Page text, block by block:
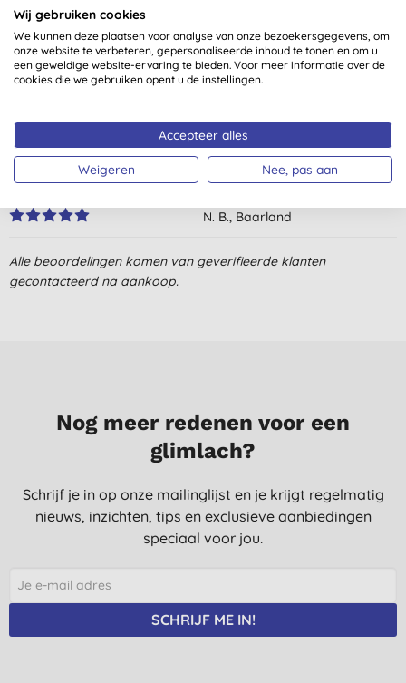
4,8
Deze conditioner gebruik ik al jaren en bevalt nog steeds goed,
mijn lange haar is makkelijk te borstelen, glanst mooi en ruikt
L. D., Uithuizen
6-10-2022
N. B., Baarland
Super fijne conditioner. Ruikt fris. Mijn haar glanst, is makkelijk
G., Wormerveer
29-12-2018
Ruikt heerlijk, het voelt alleen wel aan of het niet hierin het haar
blijft zitten, te waterig of zo.
N. B., Pijnacker
wordt het niet zwaar, blij mee!
I. V. B., Gouda
Alle beoordelingen komen van geverifieerde klanten
gecontacteerd na aankoop.
Nog meer redenen voor een
glimlach?
Schrijf je in op onze mailinglijst en je krijgt regelmatig
nieuws, inzichten, tips en exclusieve aanbiedingen
speciaal voor jou.
SCHRIJF ME IN!
Wij gebruiken cookies
We kunnen deze plaatsen voor analyse van onze bezoekersgegevens, om
onze website te verbeteren, gepersonaliseerde inhoud te tonen en om u
een geweldige website-ervaring te bieden. Voor meer informatie over de
cookies die we gebruiken opent u de instellingen.
Accepteer alles
Weigeren Nee, pas aan